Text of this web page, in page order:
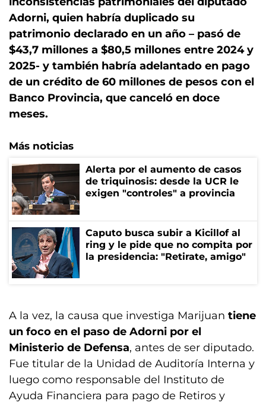
Adorni, quien habría duplicado su
patrimonio declarado en un año – pasó de
$43,7 millones a $80,5 millones entre 2024 y
2025- y también habría adelantado en pago
de un crédito de 60 millones de pesos con el
Banco Provincia, que canceló en doce
meses.
Más noticias
Alerta por el aumento de casos
de triquinosis: desde la UCR le
exigen "controles" a provincia
Caputo busca subir a Kicillof al
ring y le pide que no compita por
la presidencia: "Retirate, amigo"
A la vez, la causa que investiga Marijuan tiene
un foco en el paso de Adorni por el
Ministerio de Defensa, antes de ser diputado.
Fue titular de la Unidad de Auditoría Interna y
luego como responsable del Instituto de
Ayuda Financiera para pago de Retiros y